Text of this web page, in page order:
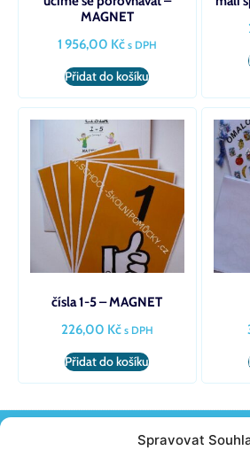
Spravovat
MAGNET
1 956,00 Kč s DPH
Přidat do košíku
čísla 1-5 – MAGNET
226,00 Kč s DPH
Přidat do košíku